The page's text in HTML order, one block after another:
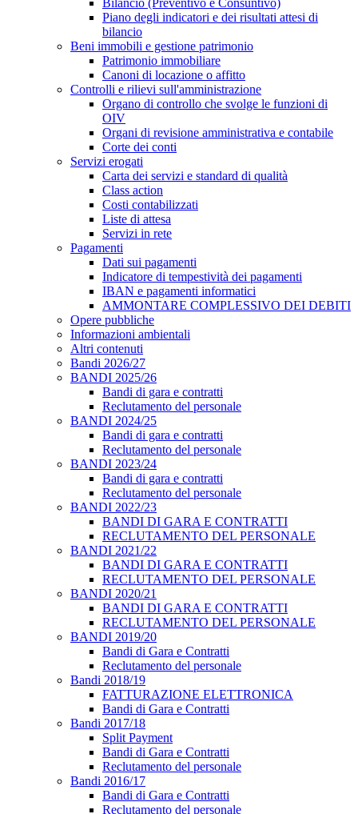
Bilancio (Preventivo e Consuntivo)
Piano degli indicatori e dei risultati attesi di
bilancio
Beni immobili e gestione patrimonio
Patrimonio immobiliare
Canoni di locazione o affitto
Controlli e rilievi sull'amministrazione
Organo di controllo che svolge le funzioni di
OIV
Organi di revisione amministrativa e contabile
Corte dei conti
Servizi erogati
Carta dei servizi e standard di qualità
Class action
Costi contabilizzati
Liste di attesa
Servizi in rete
Pagamenti
Dati sui pagamenti
Indicatore di tempestività dei pagamenti
IBAN e pagamenti informatici
AMMONTARE COMPLESSIVO DEI DEBITI
Opere pubbliche
Informazioni ambientali
Altri contenuti
Bandi 2026/27
BANDI 2025/26
Bandi di gara e contratti
Reclutamento del personale
BANDI 2024/25
Bandi di gara e contratti
Reclutamento del personale
BANDI 2023/24
Bandi di gara e contratti
Reclutamento del personale
BANDI 2022/23
BANDI DI GARA E CONTRATTI
RECLUTAMENTO DEL PERSONALE
BANDI 2021/22
BANDI DI GARA E CONTRATTI
RECLUTAMENTO DEL PERSONALE
BANDI 2020/21
BANDI DI GARA E CONTRATTI
RECLUTAMENTO DEL PERSONALE
BANDI 2019/20
Bandi di Gara e Contratti
Reclutamento del personale
Bandi 2018/19
FATTURAZIONE ELETTRONICA
Bandi di Gara e Contratti
Bandi 2017/18
Split Payment
Bandi di Gara e Contratti
Reclutamento del personale
Bandi 2016/17
Bandi di Gara e Contratti
Reclutamento del personale